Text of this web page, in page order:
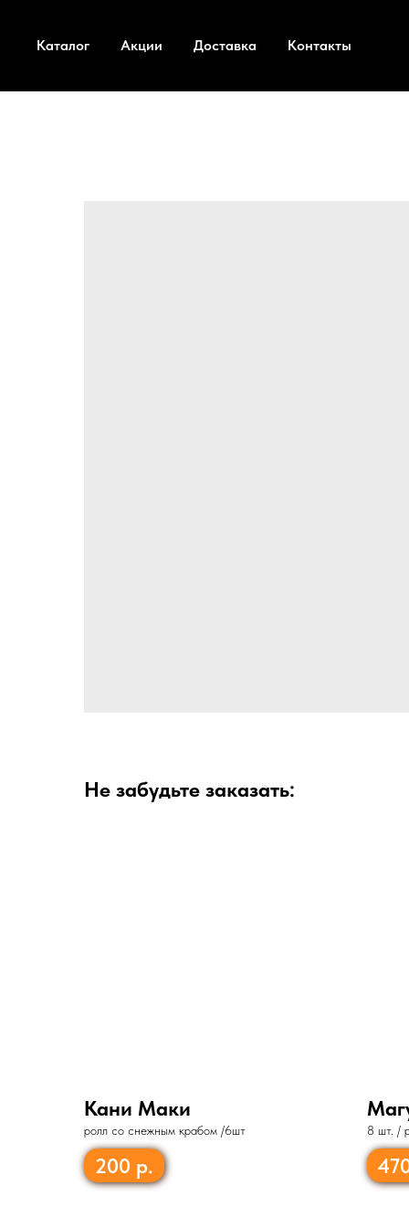
Каталог Акции Доставка Контакты
Не забудьте заказать:
Кани Маки
ролл со снежным крабом /6шт
200 р.
8 шт. /
огурец